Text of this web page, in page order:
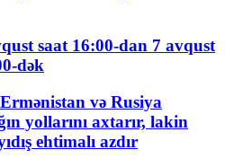
saat 16:00-dan 7 avqust
dək
və Rusiya
yollarını axtarır, lakin
ehtimalı azdır